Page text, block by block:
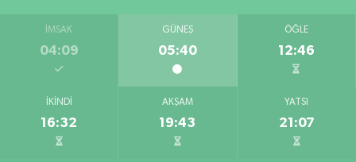
İMSAK
04:09
GÜNEŞ
05:40
ÖĞLE
12:46
İKINDI
16:32
AKŞAM
19:43
YATSI
21:07
Bahçede yaşanan yangında alevler 2 otomobile